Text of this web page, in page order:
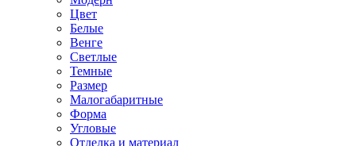
Цвет
Белые
Венге
Светлые
Темные
Размер
Малогабаритные
Форма
Угловые
Отделка и материал